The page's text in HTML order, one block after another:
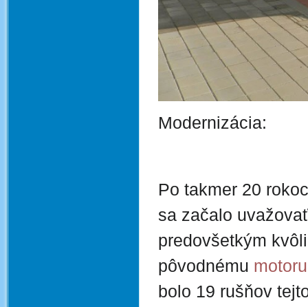
Modernizácia:
Po takmer 20
sa začalo
predovšetkým
pôvodnému
bolo 19 rušňov